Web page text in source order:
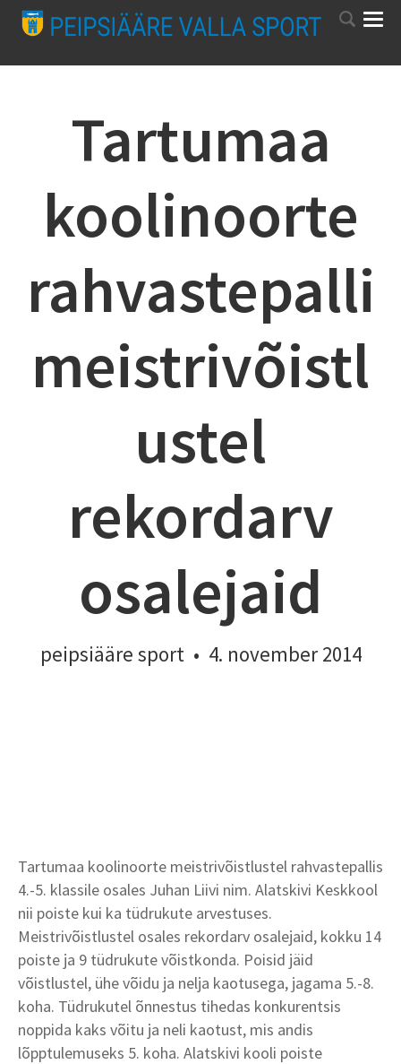
Tartumaa
koolinoorte
rahvastepalli
meistrivõistl
ustel
rekordarv
osalejaid
peipsiääre sport • 4. november 2014
Tartumaa koolinoorte meistrivõistlustel rahvastepallis
4.-5. klassile osales Juhan Liivi nim. Alatskivi Keskkool
nii poiste kui ka tüdrukute arvestuses.
Meistrivõistlustel osales rekordarv osalejaid, kokku 14
poiste ja 9 tüdrukute võistkonda. Poisid jäid
võistlustel, ühe võidu ja nelja kaotusega, jagama 5.-8.
koha. Tüdrukutel õnnestus tihedas konkurentsis
noppida kaks võitu ja neli kaotust, mis andis
lõpptulemuseks 5. koha. Alatskivi kooli poiste